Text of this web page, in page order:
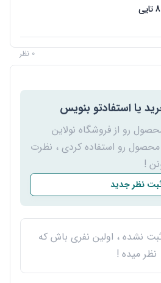
0 نظر
یا استفادتو بنویس
رو از فروشگاه نولاین
محصول رو استفاده کردی ، نظرت
!
نظر جدید
نشده ، اولین نفری باش که
نظر میده !